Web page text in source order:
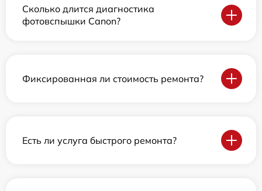
Сколько длится диагностика
фотовспышки Canon?
Фиксированная ли стоимость ремонта?
Есть ли услуга быстрого ремонта?